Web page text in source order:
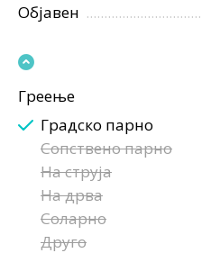
Објавен
Греење
Градско парно
Сопствено парно
На струја
На дрва
Соларно
Друго